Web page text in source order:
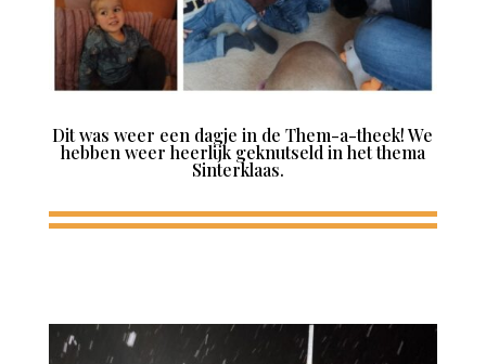
Dit was weer een dagje in de Them-a-theek! We
hebben weer heerlijk geknutseld in het thema
Sinterklaas.